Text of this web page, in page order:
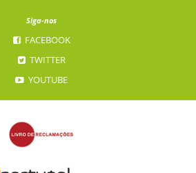
Siga-nos
FACEBOOK
TWITTER
YOUTUBE